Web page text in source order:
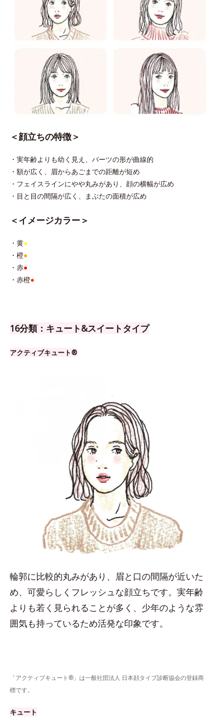
＜顔立ちの特徴＞
・実年齢よりも幼く見え、パーツの形が曲線的
・額が広く、眉からあごまでの距離が短め
・フェイスラインにやや丸みがあり、顔の横幅が広め
・目と目の間隔が広く、まぶたの面積が広め
＜イメージカラー＞
・黄●
・橙●
・赤●
・赤橙●
16分類：キュート&スイートタイプ
アクティブキュート®
輪郭に比較的丸みがあり、眉と口の間隔が近いた
め、可愛らしくフレッシュな顔立ちです。実年齢
よりも若く見られることが多く、少年のような雰
囲気も持っているため活発な印象です。
「アクティブキュート®」は一般社団法人 日本顔タイプ診断協会の登録商
標です。
キュート